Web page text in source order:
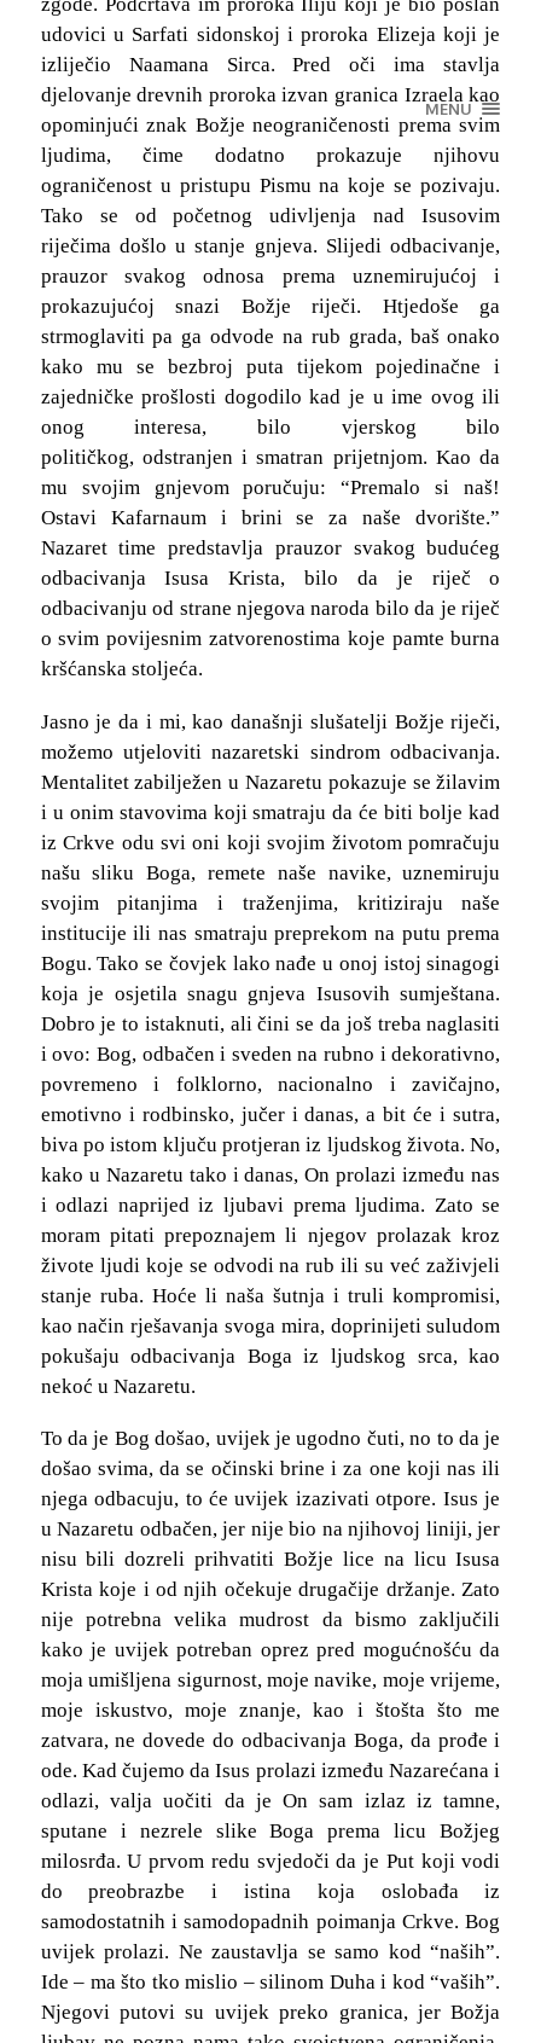
MENU
udovici u Sarfati sidonskoj i proroka Elizeja koji je
izliječio Naamana Sirca. Pred oči ima stavlja
djelovanje drevnih proroka izvan granica Izraela kao
opominjući znak Božje neograničenosti prema svim
ljudima, čime dodatno prokazuje njihovu
ograničenost u pristupu Pismu na koje se pozivaju.
Tako se od početnog udivljenja nad Isusovim
riječima došlo u stanje gnjeva. Slijedi odbacivanje,
prauzor svakog odnosa prema uznemirujućoj i
prokazujućoj snazi Božje riječi. Htjedoše ga
strmoglaviti pa ga odvode na rub grada, baš onako
kako mu se bezbroj puta tijekom pojedinačne i
zajedničke prošlosti dogodilo kad je u ime ovog ili
onog interesa, bilo vjerskog bilo
političkog, odstranjen i smatran prijetnjom. Kao da
mu svojim gnjevom poručuju: “Premalo si naš!
Ostavi Kafarnaum i brini se za naše dvorište.”
Nazaret time predstavlja prauzor svakog budućeg
odbacivanja Isusa Krista, bilo da je riječ o
odbacivanju od strane njegova naroda bilo da je riječ
o svim povijesnim zatvorenostima koje pamte burna
kršćanska stoljeća.
Jasno je da i mi, kao današnji slušatelji Božje riječi,
možemo utjeloviti nazaretski sindrom odbacivanja.
Mentalitet zabilježen u Nazaretu pokazuje se žilavim
i u onim stavovima koji smatraju da će biti bolje kad
iz Crkve odu svi oni koji svojim životom pomračuju
našu sliku Boga, remete naše navike, uznemiruju
svojim pitanjima i traženjima, kritiziraju naše
institucije ili nas smatraju preprekom na putu prema
Bogu. Tako se čovjek lako nađe u onoj istoj sinagogi
koja je osjetila snagu gnjeva Isusovih sumještana.
Dobro je to istaknuti, ali čini se da još treba naglasiti
i ovo: Bog, odbačen i sveden na rubno i dekorativno,
povremeno i folklorno, nacionalno i zavičajno,
emotivno i rodbinsko, jučer i danas, a bit će i sutra,
biva po istom ključu protjeran iz ljudskog života. No,
kako u Nazaretu tako i danas, On prolazi između nas
i odlazi naprijed iz ljubavi prema ljudima. Zato se
moram pitati prepoznajem li njegov prolazak kroz
živote ljudi koje se odvodi na rub ili su već zaživjeli
stanje ruba. Hoće li naša šutnja i truli kompromisi,
kao način rješavanja svoga mira, doprinijeti suludom
pokušaju odbacivanja Boga iz ljudskog srca, kao
nekoć u Nazaretu.
To da je Bog došao, uvijek je ugodno čuti, no to da je
došao svima, da se očinski brine i za one koji nas ili
njega odbacuju, to će uvijek izazivati otpore. Isus je
u Nazaretu odbačen, jer nije bio na njihovoj liniji, jer
nisu bili dozreli prihvatiti Božje lice na licu Isusa
Krista koje i od njih očekuje drugačije držanje. Zato
nije potrebna velika mudrost da bismo zaključili
kako je uvijek potreban oprez pred mogućnošću da
moja umišljena sigurnost, moje navike, moje vrijeme,
moje iskustvo, moje znanje, kao i štošta što me
zatvara, ne dovede do odbacivanja Boga, da prođe i
ode. Kad čujemo da Isus prolazi između Nazarećana i
odlazi, valja uočiti da je On sam izlaz iz tamne,
sputane i nezrele slike Boga prema licu Božjeg
milosrđa. U prvom redu svjedoči da je Put koji vodi
do preobrazbe i istina koja oslobađa iz
samodostatnih i samodopadnih poimanja Crkve. Bog
uvijek prolazi. Ne zaustavlja se samo kod “naših”.
Ide – ma što tko mislio – silinom Duha i kod “vaših”.
Njegovi putovi su uvijek preko granica, jer Božja